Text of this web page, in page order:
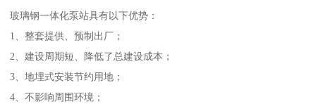
玻璃钢一体化泵站具有以下优势：
1、整套提供、预制出厂；
2、建设周期短、降低了总建设成本；
3、地埋式安装节约用地；
4、不影响周围环境；